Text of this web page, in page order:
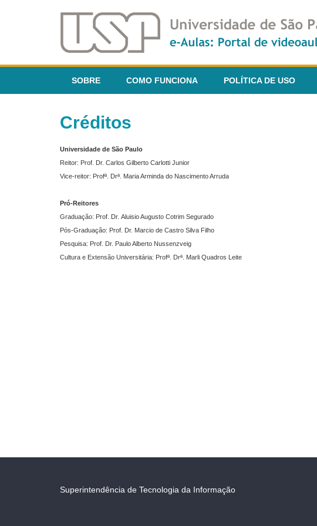
SOBRE COMO FUNCIONA POLÍTICA DE USO
Créditos
Universidade de São Paulo
Reitor: Prof. Dr. Carlos Gilberto Carlotti Junior
Vice-reitor: Profª. Drª. Maria Arminda do Nascimento Arruda
Pró-Reitores
Graduação: Prof. Dr. Aluisio Augusto Cotrim Segurado
Pós-Graduação: Prof. Dr. Marcio de Castro Silva Filho
Pesquisa: Prof. Dr. Paulo Alberto Nussenzveig
Cultura e Extensão Universitária: Profª. Drª. Marli Quadros Leite
Superintendência de Tecnologia da Informação